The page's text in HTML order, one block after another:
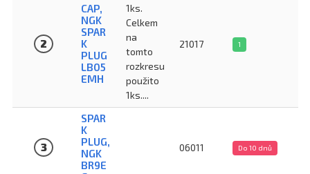
2
CAP,
NGK
SPAR
K
PLUG
LB05
EMH
1ks.
Celkem
na
tomto
rozkresu
použito
1ks....
21017 1
3
SPAR
K
PLUG,
NGK
BR9E
06011 Do 10 dnů